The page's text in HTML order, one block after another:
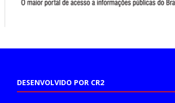
DESENVOLVIDO POR CR2